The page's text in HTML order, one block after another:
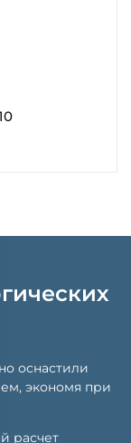
оснастили
экономя при
расчет